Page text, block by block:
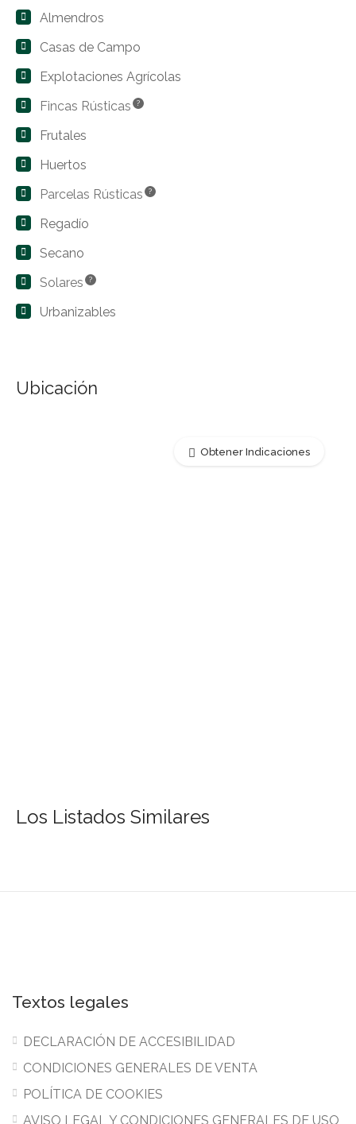
Almendros
Casas de Campo
Explotaciones Agrícolas
Fincas Rústicas
?
Frutales
Huertos
Parcelas Rústicas
?
Regadío
Secano
Solares
?
Urbanizables
Ubicación
Obtener Indicaciones
Los Listados Similares
Textos legales
DECLARACIÓN DE ACCESIBILIDAD
CONDICIONES GENERALES DE VENTA
POLÍTICA DE COOKIES
AVISO LEGAL Y CONDICIONES GENERALES DE USO